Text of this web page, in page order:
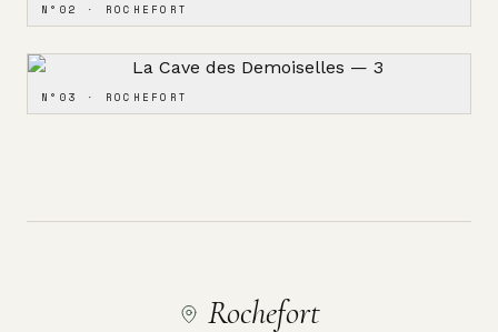
N° 02 · ROCHEFORT
N° 03 · ROCHEFORT
Rochefort